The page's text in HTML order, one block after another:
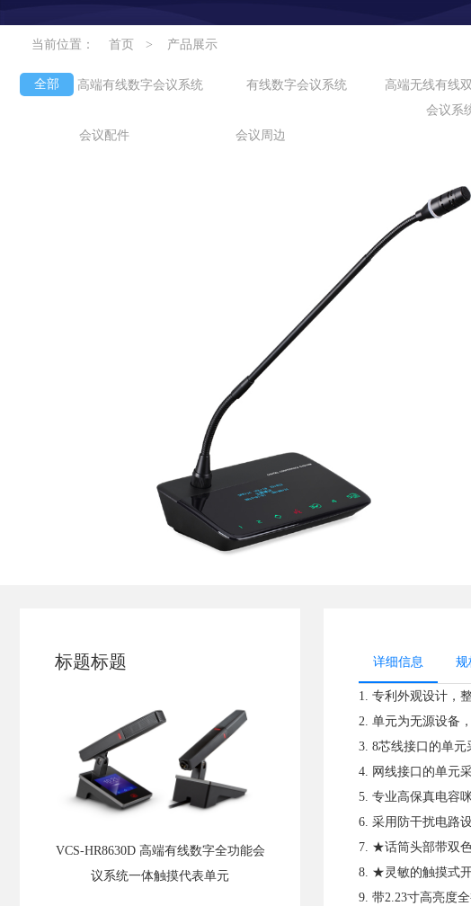
当前位置： 首页 > 产品展示
全部 高端有线数字会议系统 有线数字会议系统
高端无线有线
会议系
会议配件
会议周边
标题标题
VCS-HR8630D 高端有线数字全功能会
议系统一体触摸代表单元
详细信息 规
1. 专利外观设计，
2. 单元为无源设备
3. 8芯线接口的单
4. 网线接口的单元
5. 专业高保真电容
6. 采用防干扰电路
7. ★话筒头部带双
8. ★灵敏的触摸式
9. 带2.23寸高亮度